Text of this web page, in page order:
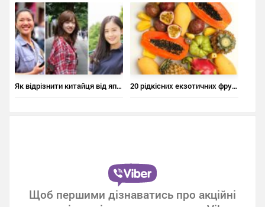
Як відрізнити китайця від японця, а японця – від корейця 20 рідкісних екзотичних фруктів, про які ви не чули
Щоб першими дізнаватись про акційні